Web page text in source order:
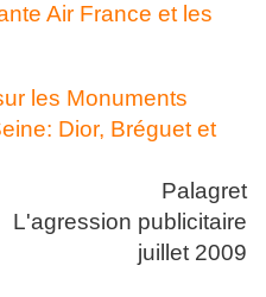
Air France et les
les Monuments
Dior, Bréguet et
Palagret
L'agression publicitaire
juillet 2009